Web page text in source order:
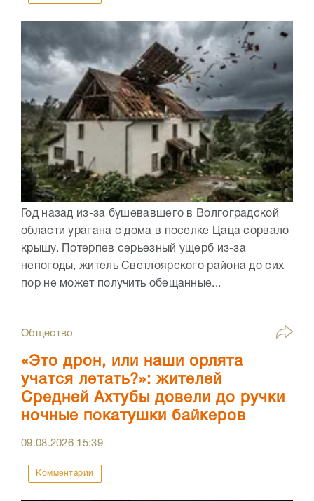
Год назад из-за бушевавшего в Волгоградской
области урагана с дома в поселке Цаца сорвало
крышу. Потерпев серьезный ущерб из-за
непогоды, житель Светлоярского района до сих
пор не может получить обещанные...
Общество
«Это дрон, или наши орлята
учатся летать?»: жителей
Средней Ахтубы довели до ручки
ночные покатушки байкеров
09.08.2026 15:39
Комментарии